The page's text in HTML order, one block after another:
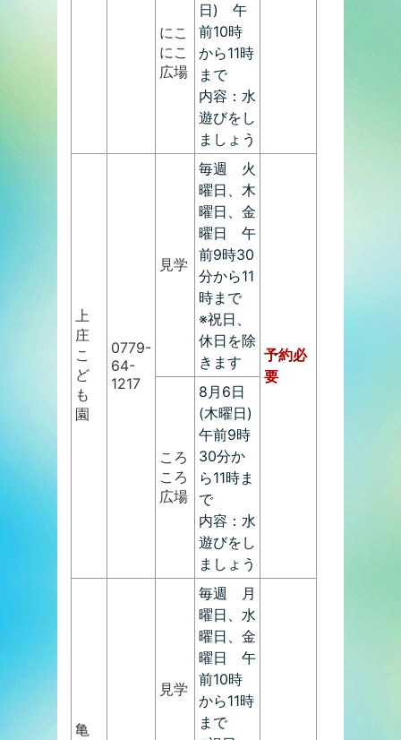
にこ
にこ
広場
日) 午
前10時
から11時
まで
内容：水
遊びをし
ましょう
上
庄
こ
ど
も
園
0779-
64-
1217
見学
毎週 火
曜日、木
曜日、金
曜日 午
前9時30
分から11
時まで
※祝日、
休日を除
きます
予約必
要
ころ
ころ
広場
8月6日
(木曜日)
午前9時
30分か
ら11時ま
で
内容：水
遊びをし
ましょう
亀
見学
毎週 月
曜日、水
曜日、金
曜日 午
前10時
から11時
まで